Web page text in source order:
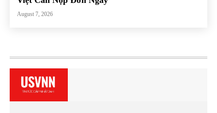
August 7, 2026